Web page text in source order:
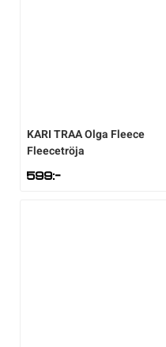
KARI TRAAOlga Fleece
Fleecetröja
599:-